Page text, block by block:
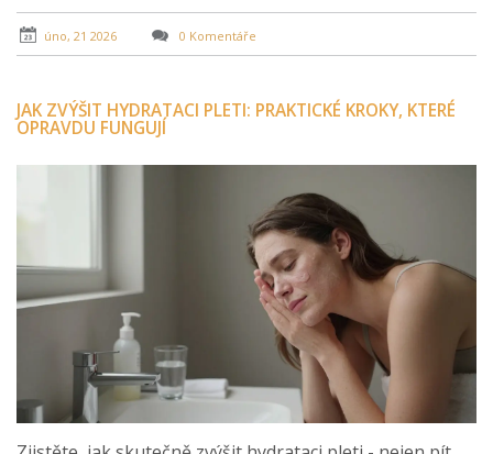
úno, 21 2026 0 Komentáře
JAK ZVÝŠIT HYDRATACI PLETI: PRAKTICKÉ KROKY, KTERÉ
OPRAVDU FUNGUJÍ